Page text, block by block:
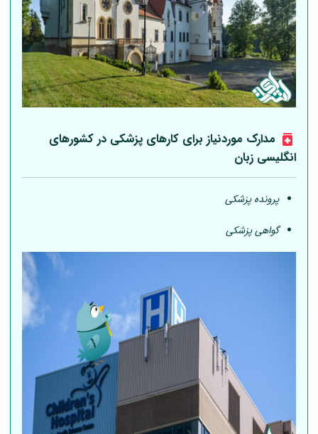
مدارک موردنیاز برای کارهای پزشکی در کشورهای
انگلیسی زبان
پرونده پزشکی
گواهی پزشکی